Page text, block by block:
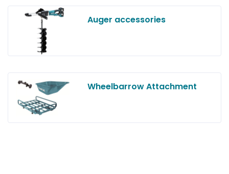
Auger accessories
Wheelbarrow Attachment